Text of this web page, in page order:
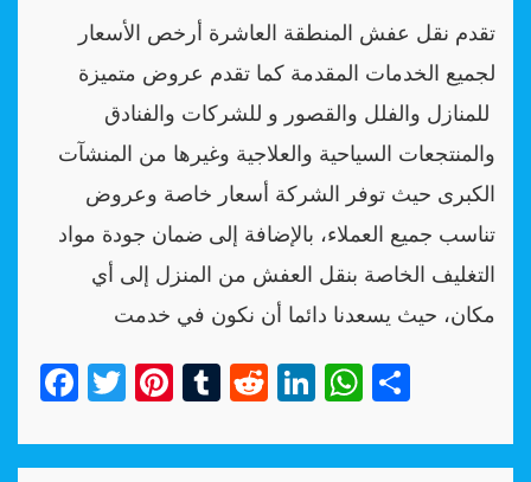
تقدم نقل عفش المنطقة العاشرة أرخص الأسعار
لجميع الخدمات المقدمة كما تقدم عروض متميزة
للمنازل والفلل والقصور و للشركات والفنادق
والمنتجعات السياحية والعلاجية وغيرها من المنشآت
الكبرى حيث توفر الشركة أسعار خاصة وعروض
تناسب جميع العملاء، بالإضافة إلى ضمان جودة مواد
التغليف الخاصة بنقل العفش من المنزل إلى أي
مكان، حيث يسعدنا دائما أن نكون في خدمت
Facebook
Twitter
Pinterest
Tumblr
RedditLinkedIn